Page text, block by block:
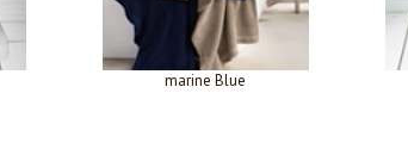
marine Blue